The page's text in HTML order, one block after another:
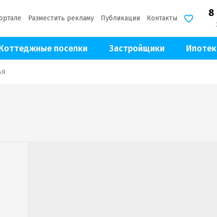
Разместить рекламу Публикации Контакты 8
поселки Застройщики